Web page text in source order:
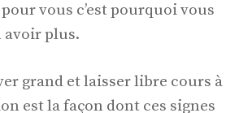
vous c’est pourquoi vous
avoir plus.
grand et laisser libre cours à
est la façon dont ces signes